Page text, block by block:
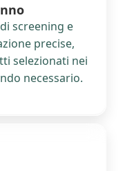
screening e
precise,
selezionati nei
necessario.